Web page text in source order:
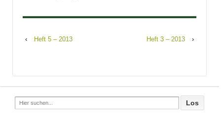
‹ Heft 5 – 2013 Heft 3 – 2013 ›
Search
for: